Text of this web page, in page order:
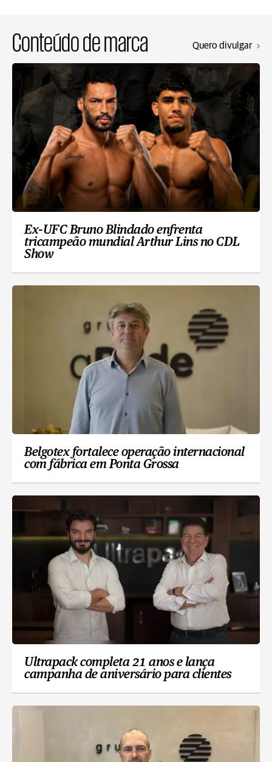
Conteúdo de marca Quero divulgar
Ex-UFC Bruno Blindado enfrenta
tricampeão mundial Arthur Lins no CDL
Show
Belgotex fortalece operação internacional
com fábrica em Ponta Grossa
Ultrapack completa 21 anos e lança
campanha de aniversário para clientes